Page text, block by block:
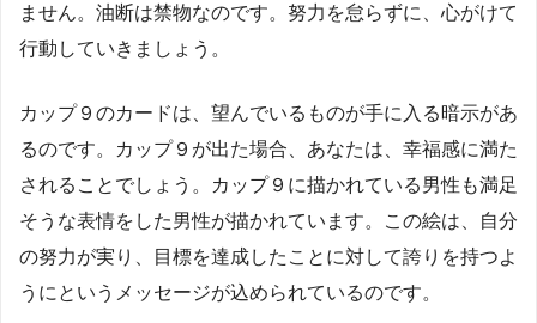
ません。油断は禁物なのです。努力を怠らずに、心がけて
行動していきましょう。
カップ９のカードは、望んでいるものが手に入る暗示があ
るのです。カップ９が出た場合、あなたは、幸福感に満た
されることでしょう。カップ９に描かれている男性も満足
そうな表情をした男性が描かれています。この絵は、自分
の努力が実り、目標を達成したことに対して誇りを持つよ
うにというメッセージが込められているのです。